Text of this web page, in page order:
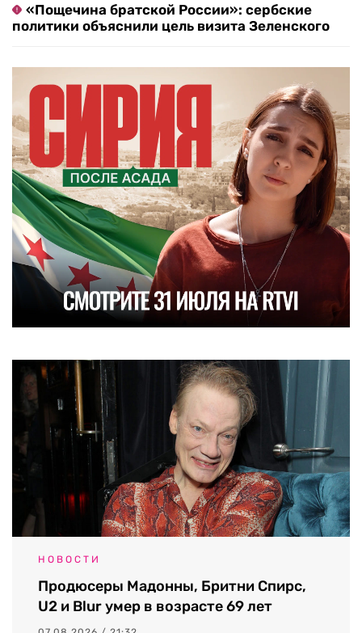
«Пощечина братской России»: сербские
политики объяснили цель визита Зеленского
НОВОСТИ
Продюсеры Мадонны, Бритни Спирс,
U2 и Blur умер в возрасте 69 лет